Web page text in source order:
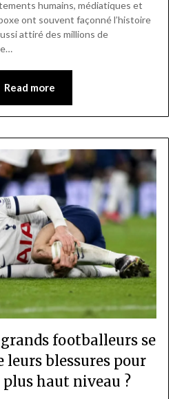
humains, médiatiques et
ont souvent façonné l’histoire
attiré des millions de
Read more
footballeurs se
leurs blessures pour
haut niveau ?